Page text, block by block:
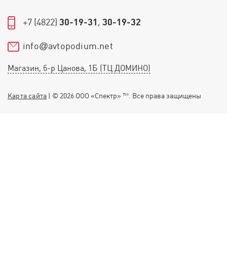
Карта сайта | © 2026 ООО «Спектр» ™. Все права защищены
+7 (4822) 30-19-31, 30-19-32
info@avtopodium.net
Магазин, б-р Цанова, 1Б (ТЦ ДОМИНО)